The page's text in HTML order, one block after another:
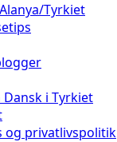
Tyrkiet
Dansk i Tyrkiet
og privatlivspolitik